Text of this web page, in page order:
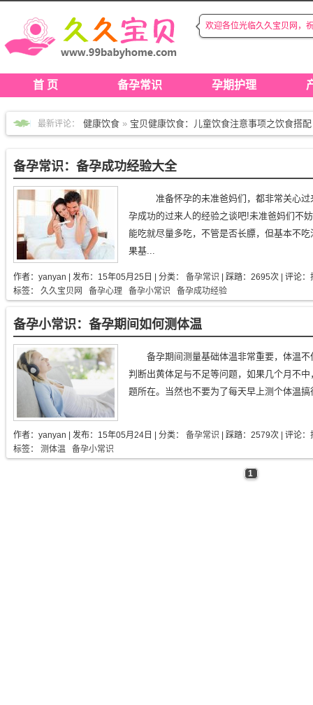
◆◆ 欢迎各位光临久久宝贝网，
首 页 备孕常识 孕期护理
最新评论： 健康饮食 » 宝贝健康饮食：儿童饮食注意事项之饮食搭配
育儿心经»育儿心经：新生儿脐带护理
产后护理»产后护理：孕妇产后护理注意要点（三）
产后护理
产后护理：坐月子饮食注意事项
产后护理
»产后护理：​产后如何恢复身材?
健康饮食
»健康饮食：孕妇吃紫薯的做法
育儿心经
育儿心经：什么是自闭症
备孕常识
备孕常识：备孕成功经验大全
准备怀孕的未准爸妈们，都非常关心
孕成功的过来人的经验之谈吧!未准爸妈们
能吃就尽量多吃，不管是否长膘，但基本不
果基...
作者： yanyan | 发布： 15年05月25日 | 分类： 备孕常识 | 踩踏：2695次 | 评论：
标签： 久久宝贝网 备孕心理 备孕小常识 备孕成功经验
备孕小常识：备孕期间如何测体温
备孕期间测量基础体温非常重要，体温
判断出黄体足与不足等问题，如果几个月不
题所在。当然也不要为了每天早上测个体温
作者： yanyan | 发布： 15年05月24日 | 分类： 备孕常识 | 踩踏：2579次 | 评论：
标签： 测体温 备孕小常识
1